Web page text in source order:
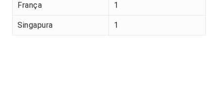
França 1
Singapura 1